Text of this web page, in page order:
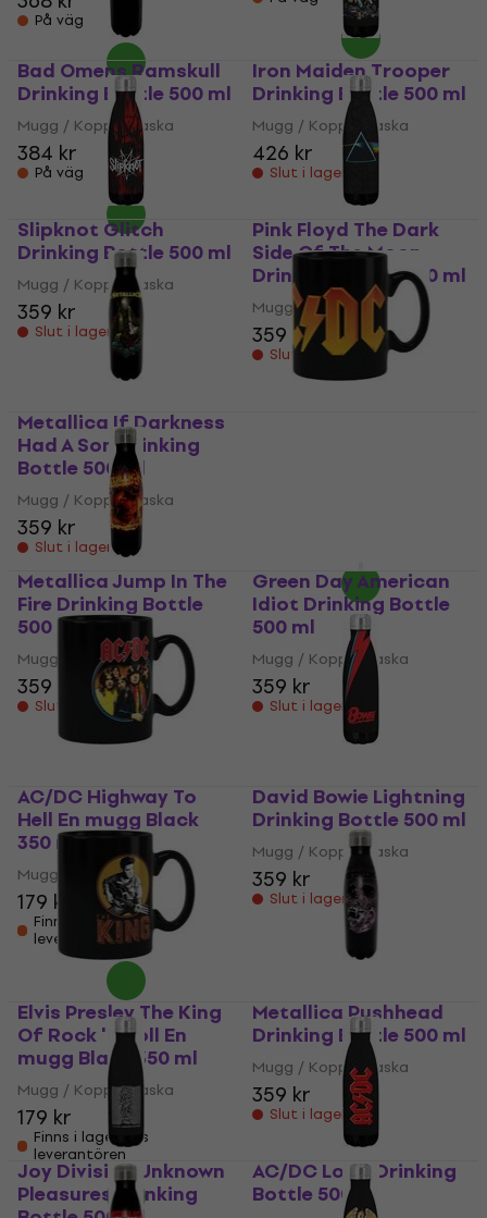
På väg
Bad Omens Ramskull
Drinking Bottle 500 ml
Mugg / Kopp / Flaska
384 kr
På väg
Iron Maiden Trooper
Drinking Bottle 500 ml
Mugg / Kopp / Flaska
426 kr
Slut i lager
Slipknot Glitch
Drinking Bottle 500 ml
Mugg / Kopp / Flaska
359 kr
Slut i lager
Pink Floyd The Dark
Side Of The Moon
Drinking Bottle 500 ml
Mugg / Kopp / Flaska
359 kr
Slut i lager
Metallica If Darkness
Had A Son Drinking
Bottle 500 ml
Mugg / Kopp / Flaska
359 kr
Slut i lager
Metallica Jump In The
Fire Drinking Bottle
500 ml
Mugg / Kopp / Flaska
359 kr
Slut i lager
Green Day American
Idiot Drinking Bottle
500 ml
Mugg / Kopp / Flaska
359 kr
Slut i lager
AC/DC Highway To
Hell En mugg Black
350 ml
Mugg / Kopp / Flaska
179 kr
Finns i lager hos
leverantören
David Bowie Lightning
Drinking Bottle 500 ml
Mugg / Kopp / Flaska
359 kr
Slut i lager
Elvis Presley The King
Of Rock 'n Roll En
mugg Black 350 ml
Mugg / Kopp / Flaska
179 kr
Finns i lager hos
leverantören
Metallica Pushhead
Drinking Bottle 500 ml
Mugg / Kopp / Flaska
359 kr
Slut i lager
Joy Division Unknown
Pleasures Drinking
AC/DC Logo Drinking
Bottle 500 ml